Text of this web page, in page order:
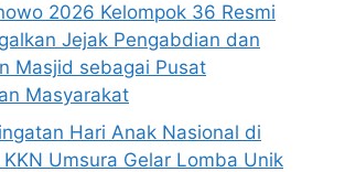
2026 Kelompok 36 Resmi
Jejak Pengabdian dan
Masjid sebagai Pusat
Masyarakat
Hari Anak Nasional di
Umsura Gelar Lomba Unik